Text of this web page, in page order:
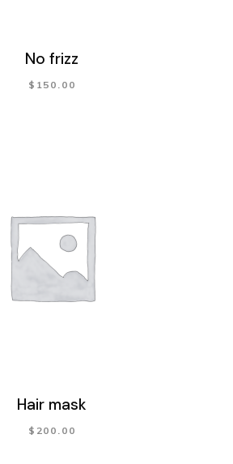
No frizz
$ 150.00
Hair mask
$ 200.00